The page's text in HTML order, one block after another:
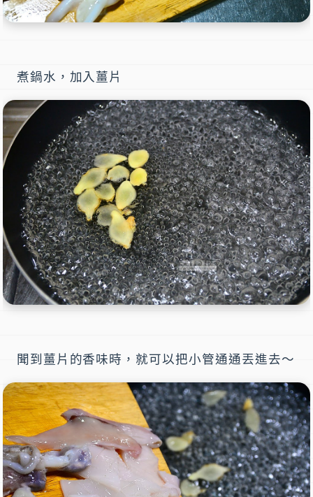
煮鍋水，加入薑片
聞到薑片的香味時，就可以把小管通通丟進去～